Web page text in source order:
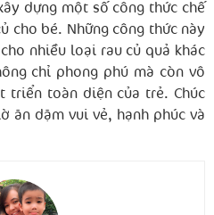
dựng một số công thức chế
cho bé. Những công thức này
nhiều loại rau củ quả khác
chỉ phong phú mà còn vô
triển toàn diện của trẻ. Chúc
ăn dặm vui vẻ, hạnh phúc và